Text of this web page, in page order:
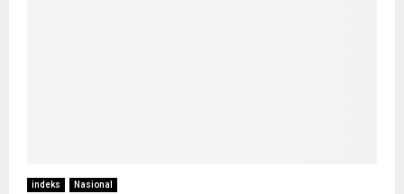
indeks Nasional